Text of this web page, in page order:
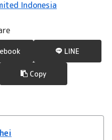
LINE
Copy